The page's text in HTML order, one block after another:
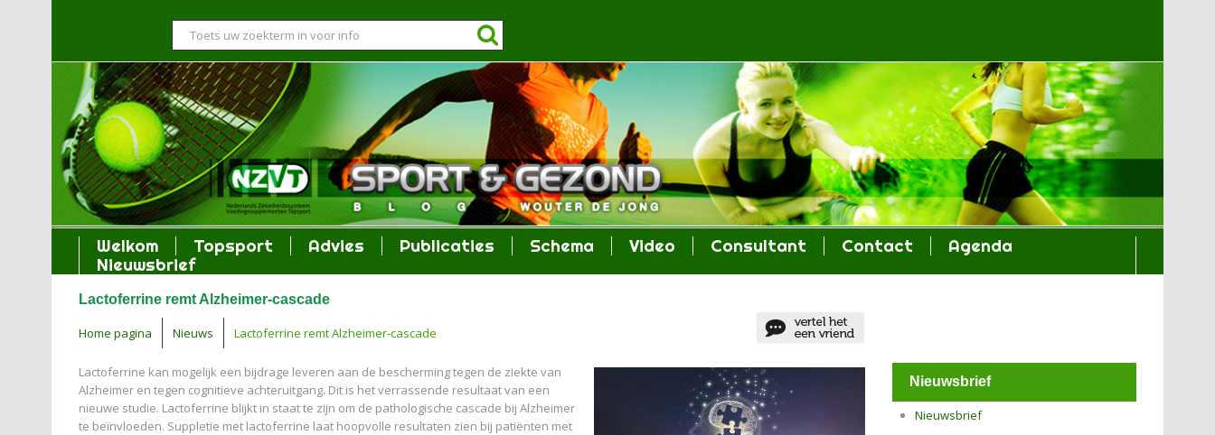
Welkom Topsport Advies Publicaties Schema Video Consultant Contact
Agenda
Nieuwsbrief
Lactoferrine remt Alzheimer-cascade
Home pagina Nieuws Lactoferrine remt Alzheimer-cascade
Lactoferrine kan mogelijk een bijdrage leveren aan de bescherming tegen de ziekte van
Alzheimer en tegen cognitieve achteruitgang. Dit is het verrassende resultaat van een
nieuwe studie. Lactoferrine blijkt in staat te zijn om de pathologische cascade bij Alzheimer
te beïnvloeden. Suppletie met lactoferrine laat hoopvolle resultaten zien bij patiënten met
Nieuwsbrief
Nieuwsbrief